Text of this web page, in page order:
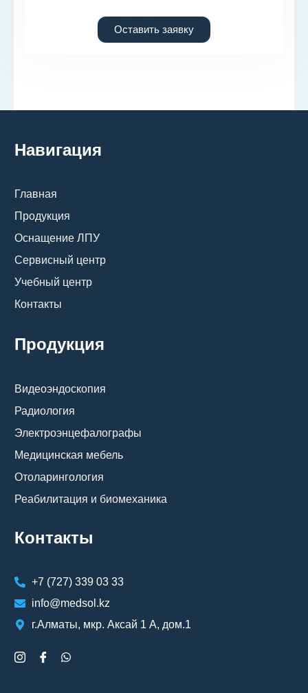
Оставить заявку
Навигация
Главная
Продукция
Оснащение ЛПУ
Сервисный центр
Учебный центр
Контакты
Продукция
Видеоэндоскопия
Радиология
Электроэнцефалографы
Медицинская мебель
Отоларингология
Реабилитация и биомеханика
Контакты
+7 (727) 339 03 33
info@medsol.kz
г.Алматы, мкр. Аксай 1 А, дом.1